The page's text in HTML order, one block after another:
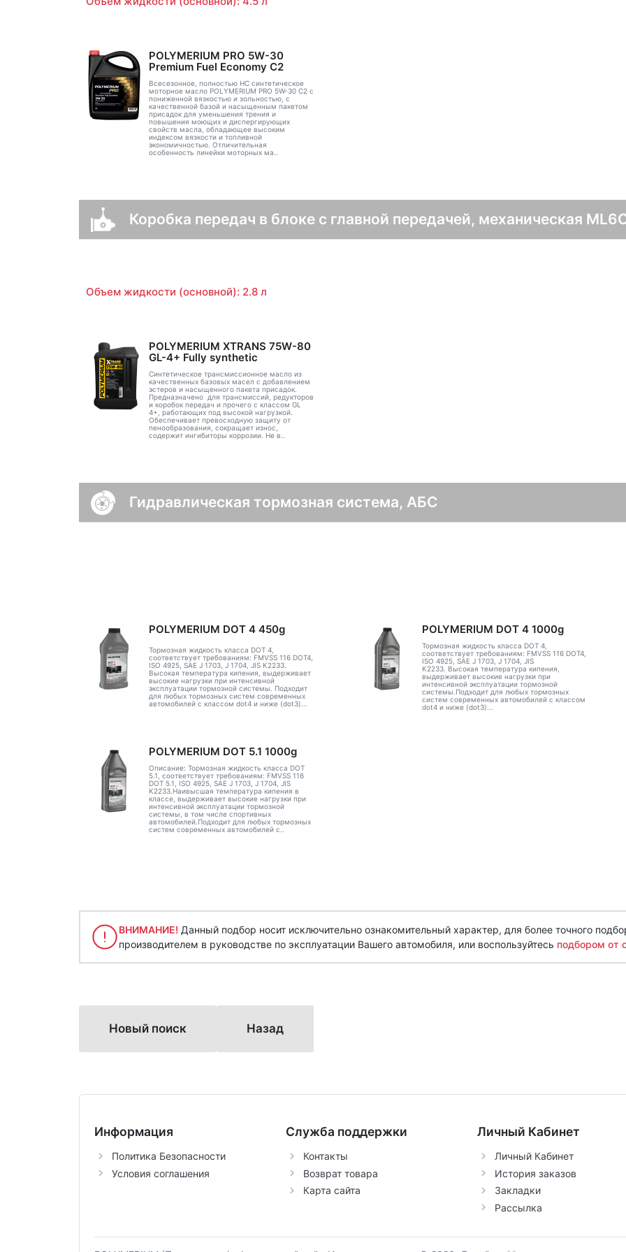
POLYMERIUM PRO 5W-30
Premium Fuel Economy С2
Всесезонное, полностью HC синтетическое
моторное масло POLYMERIUM PRO 5W-30 C2 с
пониженной вязкостью и зольностью, с
качественной базой и насыщенным пакетом
присадок для уменьшения трения и
повышения моющих и диспергирующих
свойств масла, обладающее высоким
индексом вязкости и топливной
экономичностью. Отличительная
особенность линейки моторных ма..
Коробка передач в блоке с главной передачей, механическая
Объем жидкости (основной): 2.8 л
POLYMERIUM XTRANS 75W-80
GL-4+ Fully synthetic
Синтетическое трансмиссионное масло из
качественных базовых масел с добавлением
эстеров и насыщенного пакета присадок.
Предназначено для трансмиссий, редукторов
и коробок передач и прочего с классом GL
4+, работающих под высокой нагрузкой.
Обеспечивает превосходную защиту от
пенообразования, сокращает износ,
содержит ингибиторы коррозии. Не в..
Гидравлическая тормозная система, АБС
POLYMERIUM DOT 4 450g
Тормозная жидкость класса DOT 4,
соответствует требованиям: FMVSS 116 DOT4,
ISO 4925, SAE J 1703, J 1704, JIS K2233.
Высокая температура кипения, выдерживает
высокие нагрузки при интенсивной
эксплуатации тормозной системы. Подходит
для любых тормозных систем современных
автомобилей с классом dot4 и ниже (dot3)...
POLYMERIUM DOT 4 1000g
Тормозная жидкость класса DOT 4,
соответствует требованиям: FMVSS 116 DOT4,
ISO 4925, SAE J 1703, J 1704, JIS
K2233. Высокая температура кипения,
выдерживает высокие нагрузки при
интенсивной эксплуатации тормозной
системы.Подходит для любых тормозных
систем современных автомобилей с классом
dot4 и ниже (dot3)...
POLYMERIUM DOT 5.1 1000g
Описание: Тормозная жидкость класса DOT
5.1, соответствует требованиям: FMVSS 116
DOT 5.1, ISO 4925, SAE J 1703, J 1704, JIS
K2233.Наивысшая температура кипения в
классе, выдерживает высокие нагрузки при
интенсивной эксплуатации тормозной
системы, в том числе спортивных
автомобилей.Подходит для любых тормозных
систем современных автомобилей с..
ВНИМАНИЕ! Данный подбор носит исключительно ознакомительный характер, для более точного
производителем в руководстве по эксплуатации Вашего автомобиля, или воспользуйтесь подбором от
Новый поиск Назад
Информация
Политика Безопасности
Условия соглашения
Служба поддержки
Контакты
Возврат товара
Карта сайта
Личный Кабинет
Личный Кабинет
История заказов
Закладки
Рассылка